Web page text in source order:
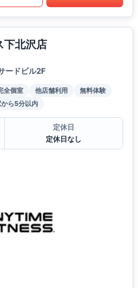
下北沢店
ードビル2F
全個室 他店舗利用
無料体験
から5分以内
定休日
定休日なし